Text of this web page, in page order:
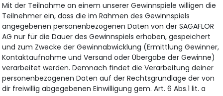
Mit der Teilnahme an einem unserer Gewinnspiele willigen die
Teilnehmer ein, dass die im Rahmen des Gewinnspiels
angegebenen personenbezogenen Daten von der SAGAFLOR
AG nur für die Dauer des Gewinnspiels erhoben, gespeichert
und zum Zwecke der Gewinnabwicklung (Ermittlung Gewinner,
Kontaktaufnahme und Versand oder Übergabe der Gewinne)
verarbeitet werden. Demnach findet die Verarbeitung deiner
personenbezogenen Daten auf der Rechtsgrundlage der von
dir freiwillig abgegebenen Einwilligung gem. Art. 6 Abs.1 lit. a